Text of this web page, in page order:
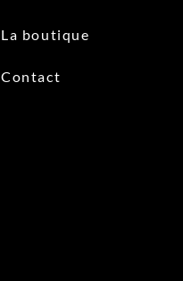
La boutique
Contact